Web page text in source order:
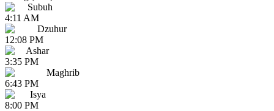
Subuh
4:11 AM
Dzuhur
12:08 PM
Ashar
3:35 PM
Maghrib
6:43 PM
Isya
8:00 PM